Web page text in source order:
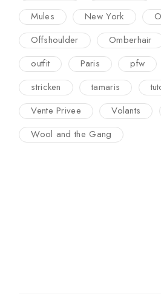
Mules
New York
Offshoulder
Omberhair
outfit
Paris pfw
stricken
tamaris
Vente Privee
Volants
Wool and the Gang